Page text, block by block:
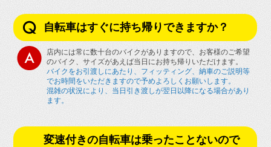
自転車はすぐに持ち帰りできますか？
店内には常に数十台のバイクがありますので、お客様のご希望
のバイク、サイズがあえば当日にお持ち帰りいただけます。
バイクをお引渡しにあたり、フィッティング、納車のご説明等
でお時間をいただきますので予めよろしくお願いします。
混雑の状況により、当日引き渡しが翌日以降になる場合があり
ます。
変速付きの自転車は乗ったことないので